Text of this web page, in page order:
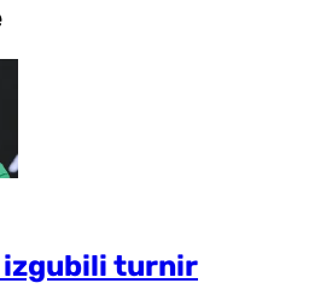
turnir